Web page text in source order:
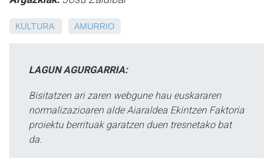
KULTURA AMURRIO
LAGUN AGURGARRIA:
Bisitatzen ari zaren webgune hau euskararen
normalizazioaren alde Aiaraldea Ekintzen Faktoria
proiektu berrituak garatzen duen tresnetako bat
da.